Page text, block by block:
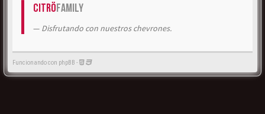
CitröFamily
Disfrutando con nuestros chevrones.
Funcionando con phpBB -